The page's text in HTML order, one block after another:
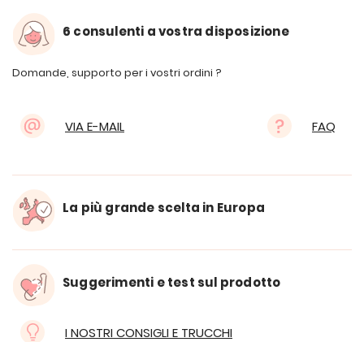
6 consulenti a vostra disposizione
Domande, supporto per i vostri ordini ?
VIA E-MAIL FAQ
La più grande scelta in Europa
Suggerimenti e test sul prodotto
I NOSTRI CONSIGLI E TRUCCHI